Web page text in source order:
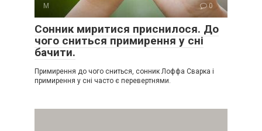
М 0
Сонник миритися приснилося. До
чого сниться примирення у сні
бачити.
Примирення до чого сниться, сонник Лоффа Сварка і
примирення у сні часто є перевертнями.